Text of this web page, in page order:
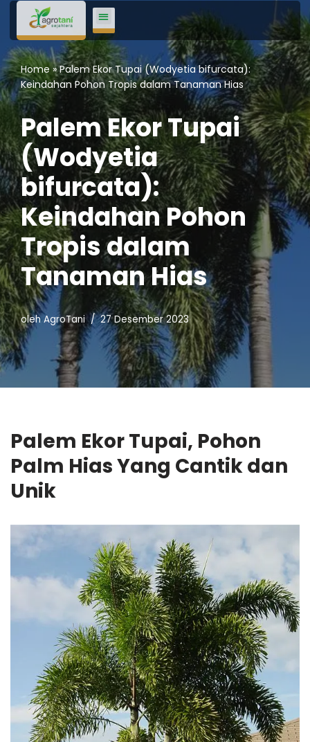
Lompat
ke
konten
Home»Palem Ekor Tupai (Wodyetia bifurcata):
Keindahan Pohon Tropis dalam Tanaman Hias
Palem Ekor Tupai
(Wodyetia
bifurcata):
Keindahan Pohon
Tropis dalam
Tanaman Hias
oleh AgroTani 27 Desember 2023
Palem Ekor Tupai, Pohon
Palm Hias Yang Cantik dan
Unik